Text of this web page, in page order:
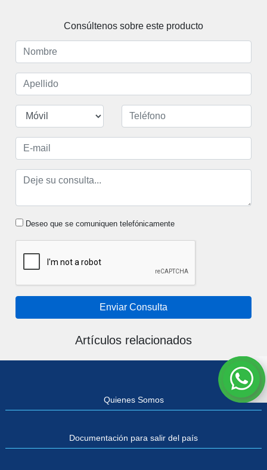
Consúltenos sobre este producto
Deseo que se comuniquen telefónicamente
Enviar Consulta
Artículos relacionados
Quienes Somos
Documentación para salir del país